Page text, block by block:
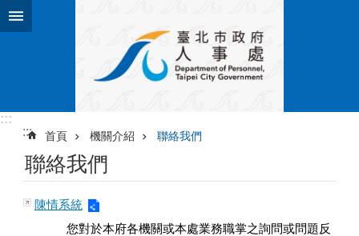
跳到主要內容區塊
:::
:::
首頁 機關介紹 聯絡我們
聯絡我們
陳情系統
您對於本府各機關或本處業務職掌之詢問或問題反